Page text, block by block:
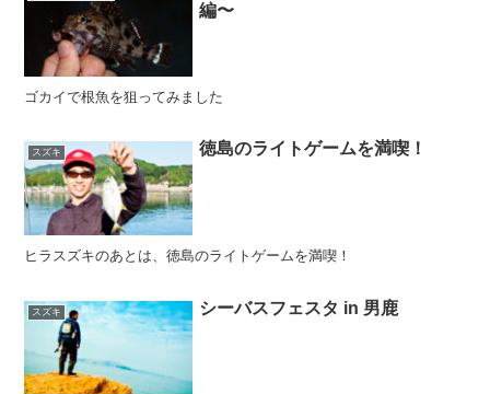
編〜
ゴカイで根魚を狙ってみました
スズキ 徳島のライトゲームを満喫！
ヒラスズキのあとは、徳島のライトゲームを満喫！
スズキ シーバスフェスタ in 男鹿